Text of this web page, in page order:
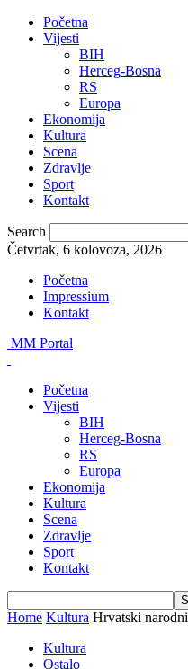
Početna
Vijesti
BIH
Herceg-Bosna
RS
Europa
Ekonomija
Kultura
Scena
Zdravlje
Sport
Kontakt
Search
Četvrtak, 6 kolovoza, 2026
Početna
Impressium
Kontakt
MM Portal
Početna
Vijesti
BIH
Herceg-Bosna
RS
Europa
Ekonomija
Kultura
Scena
Zdravlje
Sport
Kontakt
Home Kultura Hrvatski
Kultura
Ostalo